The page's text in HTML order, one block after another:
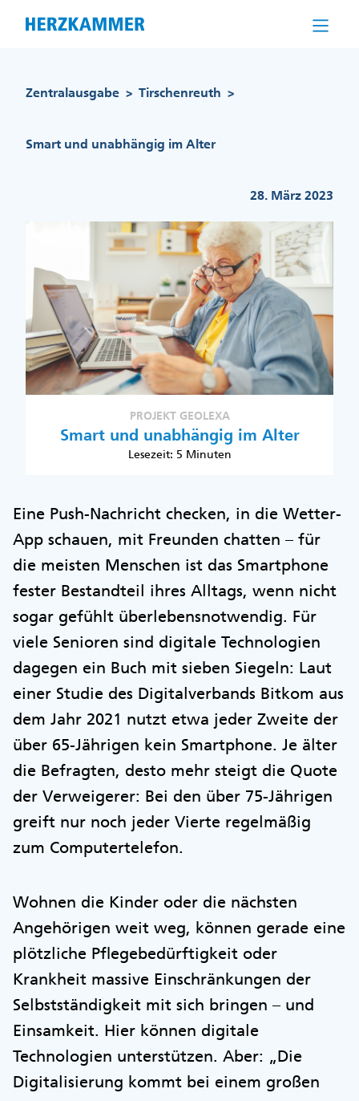
Zentralausgabe > Tirschenreuth >
Smart und unabhängig im Alter
28. März 2023
PROJEKT GEOLEXA
Smart und unabhängig im Alter
Lesezeit: 5 Minuten
Eine Push-Nachricht checken, in die Wetter-
App schauen, mit Freunden chatten – für
die meisten Menschen ist das Smartphone
fester Bestandteil ihres Alltags, wenn nicht
sogar gefühlt überlebensnotwendig. Für
viele Senioren sind digitale Technologien
dagegen ein Buch mit sieben Siegeln: Laut
einer Studie des Digitalverbands Bitkom aus
dem Jahr 2021 nutzt etwa jeder Zweite der
über 65-Jährigen kein Smartphone. Je älter
die Befragten, desto mehr steigt die Quote
der Verweigerer: Bei den über 75-Jährigen
greift nur noch jeder Vierte regelmäßig
zum Computertelefon.
Wohnen die Kinder oder die nächsten
Angehörigen weit weg, können gerade eine
plötzliche Pflegebedürftigkeit oder
Krankheit massive Einschränkungen der
Selbstständigkeit mit sich bringen – und
Einsamkeit. Hier können digitale
Technologien unterstützen. Aber: „Die
Digitalisierung kommt bei einem großen